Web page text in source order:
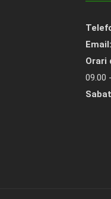
Email:
Orari
09.00